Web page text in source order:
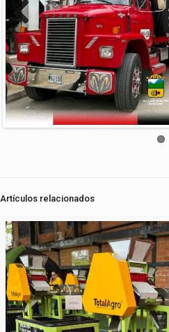
Previous
Artículos relacionados